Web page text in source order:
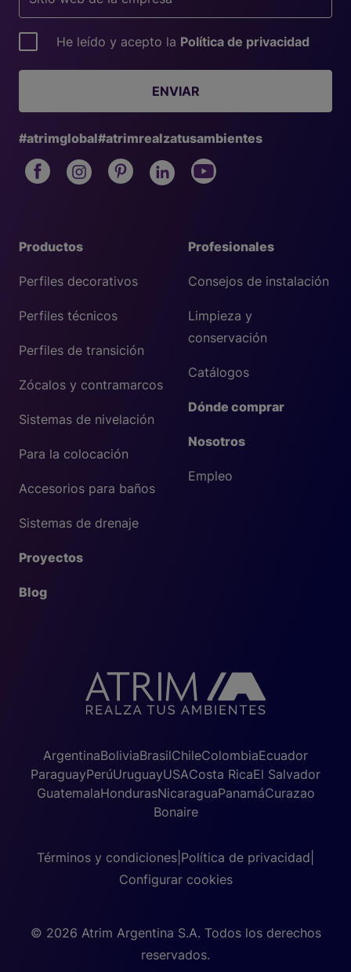
Profesionales
Consejos de instalación
Limpieza y
conservación
Catálogos
Dónde comprar
Nosotros
Empleo
Productos
Perfiles decorativos
Perfiles técnicos
Perfiles de transición
Zócalos y contramarcos
Sistemas de nivelación
Para la colocación
Accesorios para baños
Sistemas de drenaje
Proyectos
Blog
He leído y acepto la Política de privacidad
ENVIAR
#atrimglobal#atrimrealzatusambientes
ArgentinaBoliviaBrasilChileColombiaEcuador
ParaguayPerúUruguayUSACosta RicaEl Salvador
GuatemalaHondurasNicaraguaPanamáCurazao
Bonaire
Términos y condiciones Política de privacidad
Configurar cookies
© 2026 Atrim Argentina S.A. Todos los derechos
reservados.